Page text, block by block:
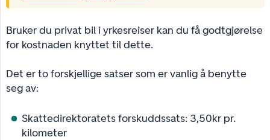
Bruker du privat bil i yrkesreiser kan du få godtgjørelse
for kostnaden knyttet til dette.
Det er to forskjellige satser som er vanlig å benytte
seg av:
Skattedirektoratets forskuddssats: 3,50kr pr.
kilometer